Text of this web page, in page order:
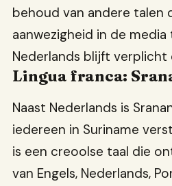
behoud van andere talen
aanwezigheid in de
Nederlands blijft verplicht
Lingua franca:
Naast Nederlands is
iedereen in Suriname
is een creoolse taal die
van Engels, Nederlands,